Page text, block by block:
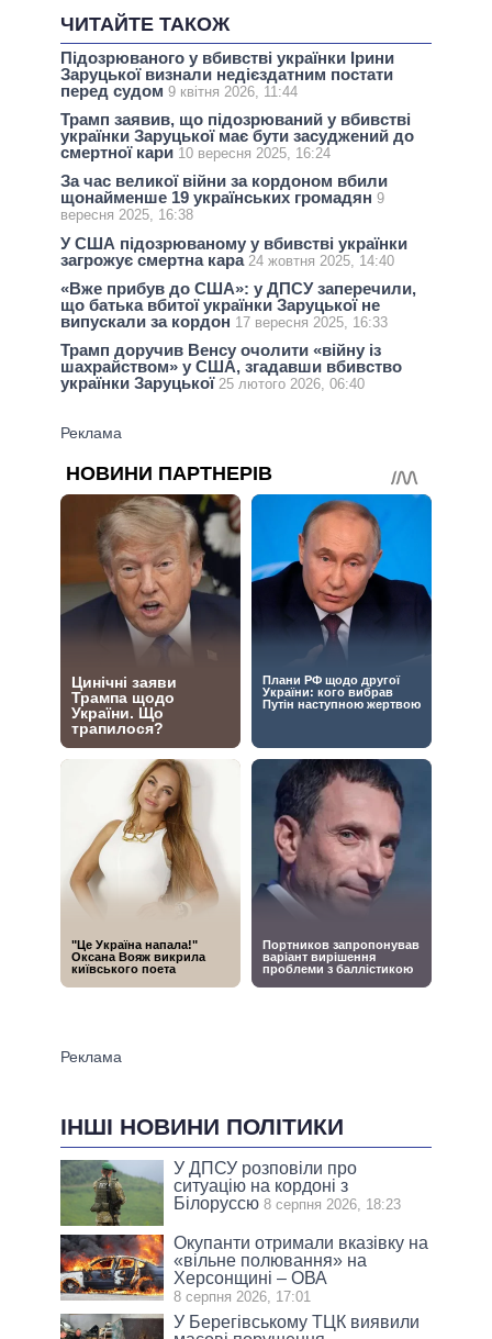
ЧИТАЙТЕ ТАКОЖ
Підозрюваного у вбивстві українки Ірини
Заруцької визнали недієздатним постати
перед судом 9 квітня 2026, 11:44
Трамп заявив, що підозрюваний у вбивстві
українки Заруцької має бути засуджений до
смертної кари 10 вересня 2025, 16:24
За час великої війни за кордоном вбили
щонайменше 19 українських громадян 9
вересня 2025, 16:38
У США підозрюваному у вбивстві українки
загрожує смертна кара 24 жовтня 2025, 14:40
«Вже прибув до США»: у ДПСУ заперечили,
що батька вбитої українки Заруцької не
випускали за кордон 17 вересня 2025, 16:33
Трамп доручив Венсу очолити «війну із
шахрайством» у США, згадавши вбивство
українки Заруцької 25 лютого 2026, 06:40
ІНШІ НОВИНИ ПОЛІТИКИ
У ДПСУ розповіли про
ситуацію на кордоні з
Білоруссю 8 серпня 2026, 18:23
Окупанти отримали вказівку на
«вільне полювання» на
Херсонщині – ОВА
8 серпня 2026, 17:01
У Берегівському ТЦК виявили